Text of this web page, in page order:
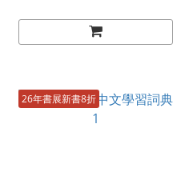
26年書展新書8折